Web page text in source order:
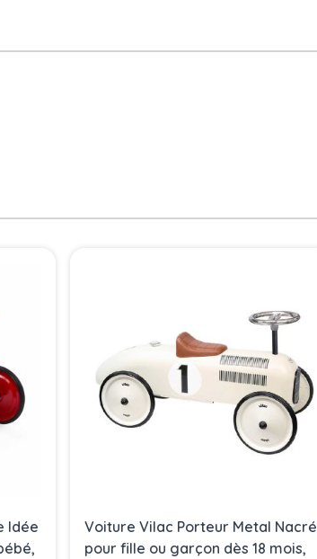
Idée
Voiture Vilac Porteur Metal Nacré
pour fille ou garçon dès 18 mois,